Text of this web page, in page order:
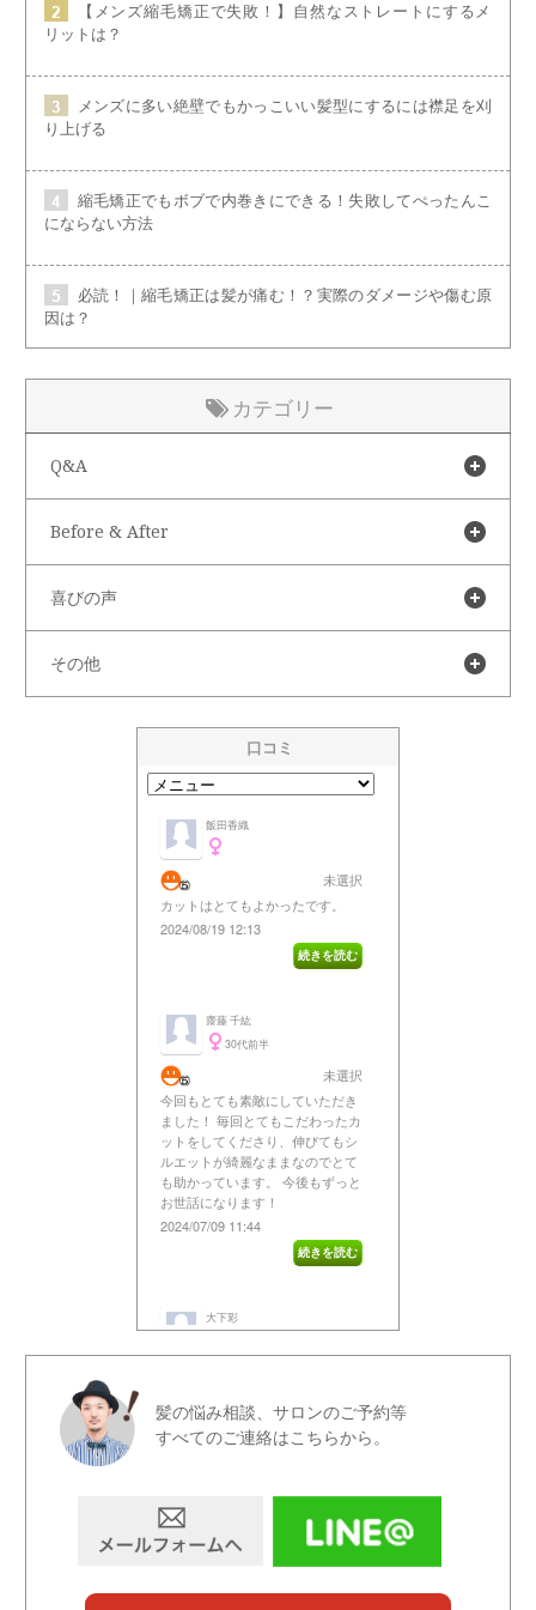
【メンズ縮毛矯正で失敗！】自然なストレートにするメ
リットは？
メンズに多い絶壁でもかっこいい髪型にするには襟足を刈
り上げる
縮毛矯正でもボブで内巻きにできる！失敗してぺったんこ
にならない方法
必読！｜縮毛矯正は髪が痛む！？実際のダメージや傷む原
因は？
カテゴリー
Q&A
Before & After
喜びの声
その他
髪の悩み相談、サロンのご予約等
すべてのご連絡はこちらから。